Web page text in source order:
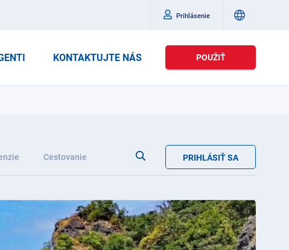
Prihlásenie
KONTAKTUJTE NÁS POUŽIŤ
Cestovanie PRIHLÁSIŤ SA